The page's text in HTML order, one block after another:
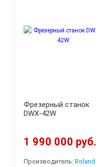
Фрезерный станок
DWX-42W
1 990 000 руб.
Производитель: Roland